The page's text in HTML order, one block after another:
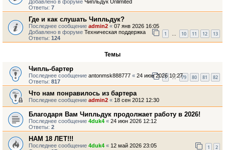
Добавлено в форуме Чипльдук Unlimited
Ответы: 7
Где и как слушать Чипльдук?
Последнее сообщение admin2 « 07 янв 2026 16:05
Добавлено в форуме Техническая поддержка
Ответы: 124
1 … 10 11 12 13
Темы
Чипль-бартер
Последнее сообщение antonmsk888777 « 24 июн 2026 10:27
Ответы: 817
1 … 79 80 81 82
Что нам понравилось из бартера
Последнее сообщение admin2 « 18 сен 2012 12:30
Благодаря Вам Чипльдук продолжает работу в 2026!
Последнее сообщение 4duk4 « 24 июн 2026 12:12
Ответы: 2
НАМ 18 ЛЕТ!!!
Последнее сообщение 4duk4 « 12 май 2026 23:05
1 2